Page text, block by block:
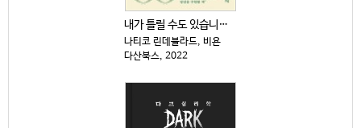
내가 틀릴 수도 있습니다 : 숲속의 현자가 전하는 마지...
나티코 린데블라드, 비욘
다산북스, 2022